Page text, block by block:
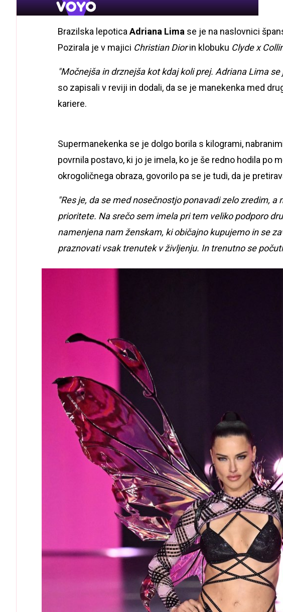
Brazilska lepotica Adriana Lima se je na naslovnici
Pozirala je v majici Christian Diorin klobuku Clyde x
"Močnejša in drznejša kot kdaj koli prej. Adriana Lima
so zapisali v reviji in dodali, da se je manekenka med
kariere.
Supermanekenka se je dolgo borila s kilogrami,
povrnila postavo, ki jo je imela, ko je še redno hodila po
okrogoličnega obraza, govorilo pa se je tudi, da je
"Res je, da se med nosečnostjo ponavadi zelo zredim,
prioritete. Na srečo sem imela pri tem veliko podporo
namenjena nam ženskam, ki običajno kupujemo in se
praznovati vsak trenutek v življenju. In trenutno se